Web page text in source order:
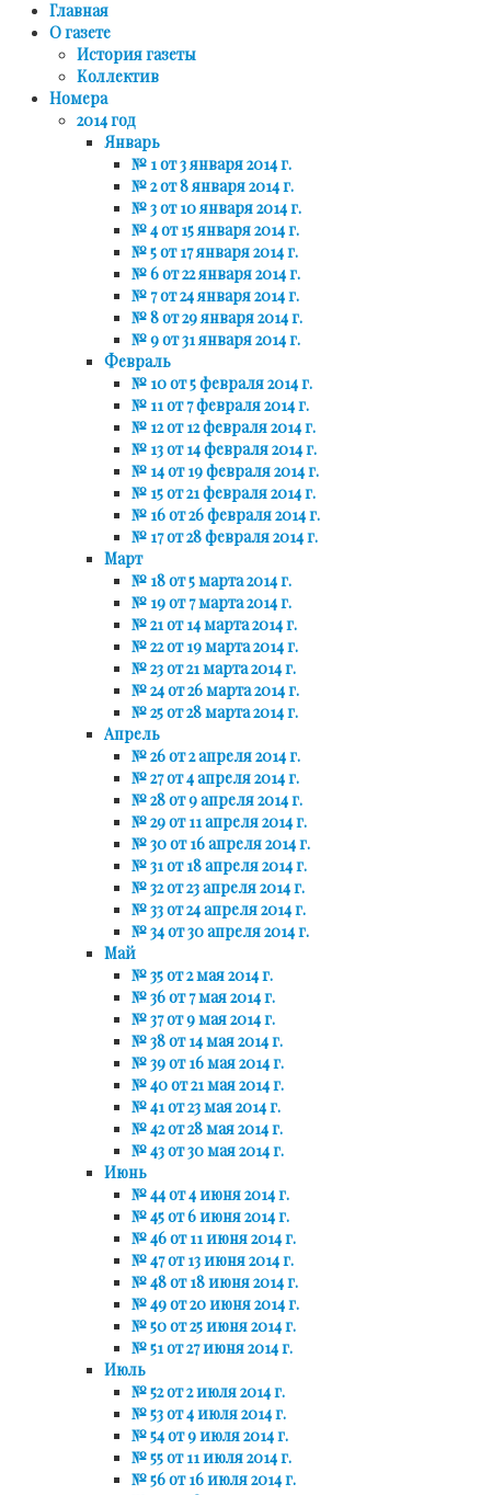
Главная
О газете
История газеты
Коллектив
Номера
2014 год
Январь
№ 1 от 3 января 2014 г.
№ 2 от 8 января 2014 г.
№ 3 от 10 января 2014 г.
№ 4 от 15 января 2014 г.
№ 5 от 17 января 2014 г.
№ 6 от 22 января 2014 г.
№ 7 от 24 января 2014 г.
№ 8 от 29 января 2014 г.
№ 9 от 31 января 2014 г.
Февраль
№ 10 от 5 февраля 2014 г.
№ 11 от 7 февраля 2014 г.
№ 12 от 12 февраля 2014 г.
№ 13 от 14 февраля 2014 г.
№ 14 от 19 февраля 2014 г.
№ 15 от 21 февраля 2014 г.
№ 16 от 26 февраля 2014 г.
№ 17 от 28 февраля 2014 г.
Март
№ 18 от 5 марта 2014 г.
№ 19 от 7 марта 2014 г.
№ 21 от 14 марта 2014 г.
№ 22 от 19 марта 2014 г.
№ 23 от 21 марта 2014 г.
№ 24 от 26 марта 2014 г.
№ 25 от 28 марта 2014 г.
Апрель
№ 26 от 2 апреля 2014 г.
№ 27 от 4 апреля 2014 г.
№ 28 от 9 апреля 2014 г.
№ 29 от 11 апреля 2014 г.
№ 30 от 16 апреля 2014 г.
№ 31 от 18 апреля 2014 г.
№ 32 от 23 апреля 2014 г.
№ 33 от 24 апреля 2014 г.
№ 34 от 30 апреля 2014 г.
Май
№ 35 от 2 мая 2014 г.
№ 36 от 7 мая 2014 г.
№ 37 от 9 мая 2014 г.
№ 38 от 14 мая 2014 г.
№ 39 от 16 мая 2014 г.
№ 40 от 21 мая 2014 г.
№ 41 от 23 мая 2014 г.
№ 42 от 28 мая 2014 г.
№ 43 от 30 мая 2014 г.
Июнь
№ 44 от 4 июня 2014 г.
№ 45 от 6 июня 2014 г.
№ 46 от 11 июня 2014 г.
№ 47 от 13 июня 2014 г.
№ 48 от 18 июня 2014 г.
№ 49 от 20 июня 2014 г.
№ 50 от 25 июня 2014 г.
№ 51 от 27 июня 2014 г.
Июль
№ 52 от 2 июля 2014 г.
№ 53 от 4 июля 2014 г.
№ 54 от 9 июля 2014 г.
№ 55 от 11 июля 2014 г.
№ 56 от 16 июля 2014 г.